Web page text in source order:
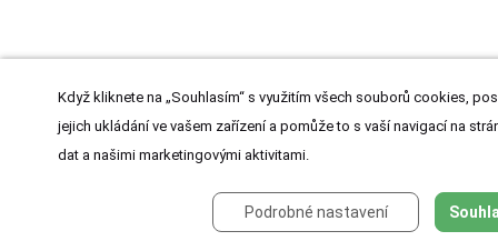
Když kliknete na „Souhlasím“ s využitím všech souborů cookies,
jejich ukládání ve vašem zařízení a pomůže to s vaší navigací na
dat a našimi marketingovými aktivitami.
Podrobné nastavení